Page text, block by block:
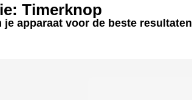
Timerknop
apparaat voor de beste resultaten